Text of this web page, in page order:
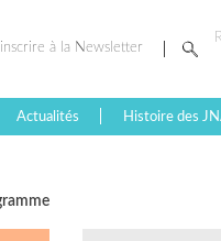
à la Newsletter
Actualités Histoire des